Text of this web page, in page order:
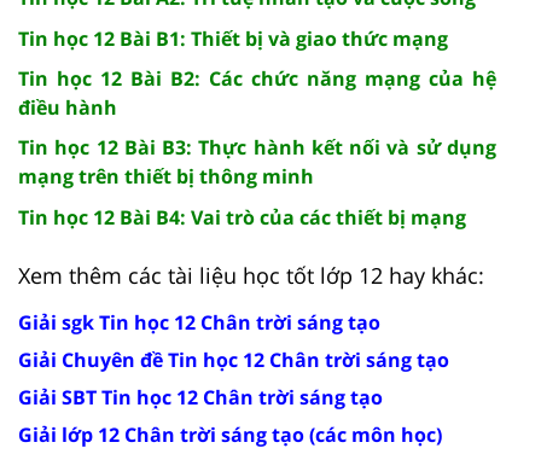
Tin học 12 Bài B1: Thiết bị và giao thức mạng
Tin học 12 Bài B2: Các chức năng mạng của hệ
điều hành
Tin học 12 Bài B3: Thực hành kết nối và sử dụng
mạng trên thiết bị thông minh
Tin học 12 Bài B4: Vai trò của các thiết bị mạng
Xem thêm các tài liệu học tốt lớp 12 hay khác:
Giải sgk Tin học 12 Chân trời sáng tạo
Giải Chuyên đề Tin học 12 Chân trời sáng tạo
Giải SBT Tin học 12 Chân trời sáng tạo
Giải lớp 12 Chân trời sáng tạo (các môn học)